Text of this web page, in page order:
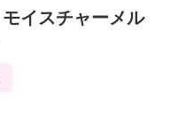
イスチャーメル